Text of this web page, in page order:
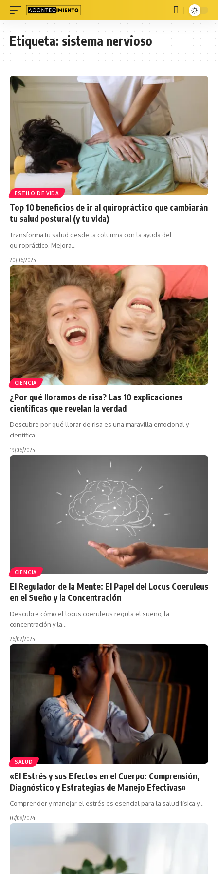
Etiqueta:sistema nervioso
ESTILO DE VIDA
Top 10 beneficios de ir al quiropráctico que cambiarán
tu salud postural (y tu vida)
Transforma tu salud desde la columna con la ayuda del
quiropráctico. Mejora…
20/06/2025
CIENCIA
¿Por qué lloramos de risa? Las 10 explicaciones
científicas que revelan la verdad
Descubre por qué llorar de risa es una maravilla emocional y
científica.…
19/06/2025
CIENCIA
El Regulador de la Mente: El Papel del Locus Coeruleus
en el Sueño y la Concentración
Descubre cómo el locus coeruleus regula el sueño, la
concentración y la…
26/02/2025
SALUD
«El Estrés y sus Efectos en el Cuerpo: Comprensión,
Diagnóstico y Estrategias de Manejo Efectivas»
Comprender y manejar el estrés es esencial para la salud física y…
07/08/2024